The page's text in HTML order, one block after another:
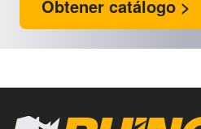
Obtener catálogo >